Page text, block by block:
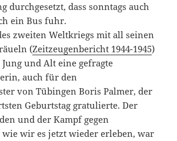
durchgesetzt, dass sonntags auch
ein Bus fuhr.
zweiten Weltkriegs mit all seinen
(Zeitzeugenbericht 1944-1945)
und Alt eine gefragte
auch für den
von Tübingen Boris Palmer, der
Geburtstag gratulierte. Der
und der Kampf gegen
wir es jetzt wieder erleben, war